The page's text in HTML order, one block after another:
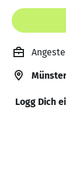
Münster
Logg Dich